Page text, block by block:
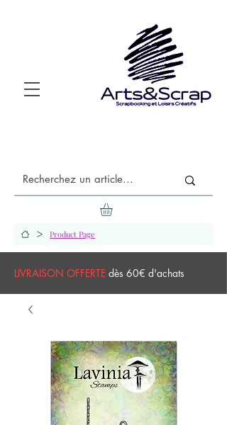
> Product Page
LIVRAISON OFFERTE dès 60€ d'achats